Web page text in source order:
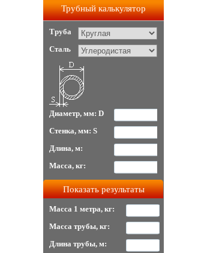
Трубный калькулятор
Труба
Сталь
Диаметр, мм: D
Стенка, мм: S
Длина, м:
Масса, кг:
Масса 1 метра, кг:
Масса трубы, кг:
Длина трубы, м: